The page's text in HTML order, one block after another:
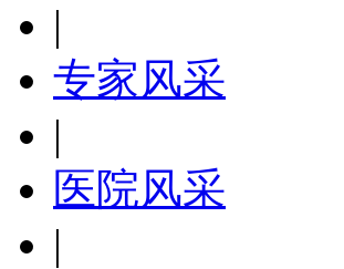
|
专家风采
|
医院风采
|